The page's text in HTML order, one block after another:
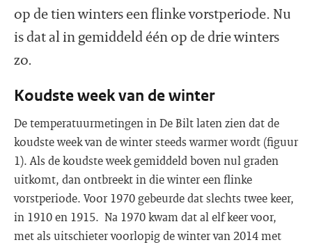
op de tien winters een flinke vorstperiode. Nu
is dat al in gemiddeld één op de drie winters
zo.
Koudste week van de winter
De temperatuurmetingen in De Bilt laten zien dat de
koudste week van de winter steeds warmer wordt (figuur
1). Als de koudste week gemiddeld boven nul graden
uitkomt, dan ontbreekt in die winter een flinke
vorstperiode. Voor 1970 gebeurde dat slechts twee keer,
in 1910 en 1915. Na 1970 kwam dat al elf keer voor,
met als uitschieter voorlopig de winter van 2014 met